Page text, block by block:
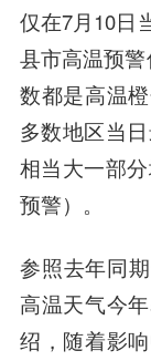
仅在7月10日
县市高温预
数都是高温
多数地区当
相当大一部
预警）。
参照去年同
高温天气今
绍，随着影